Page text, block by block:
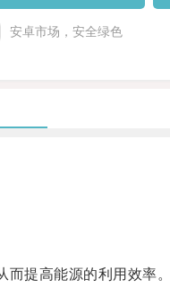
安卓市场，安全绿色
提高能源的利用效率。